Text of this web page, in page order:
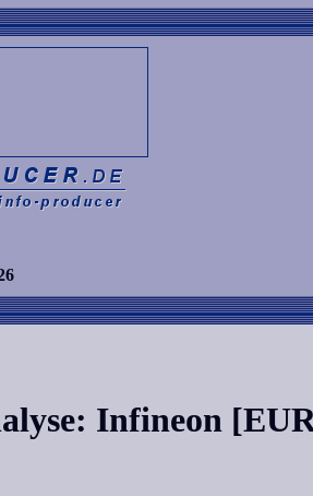
Infineon